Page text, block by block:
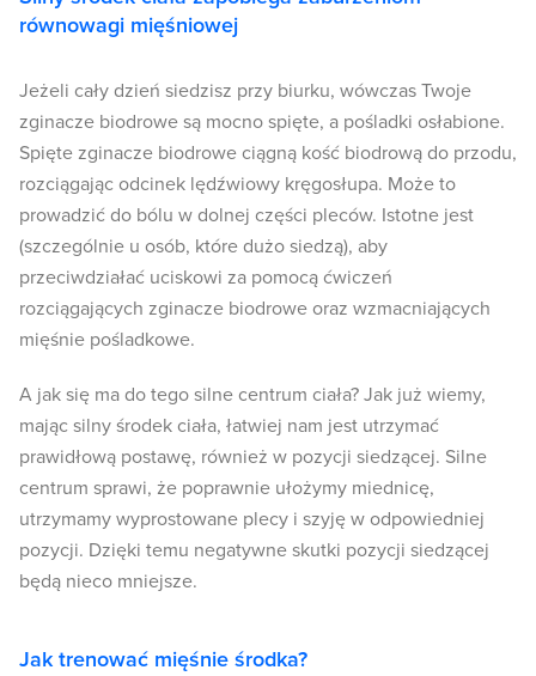
równowagi mięśniowej
Jeżeli cały dzień siedzisz przy biurku, wówczas Twoje
zginacze biodrowe są mocno spięte, a pośladki osłabione.
Spięte zginacze biodrowe ciągną kość biodrową do przodu,
rozciągając odcinek lędźwiowy kręgosłupa. Może to
prowadzić do bólu w dolnej części pleców. Istotne jest
(szczególnie u osób, które dużo siedzą), aby
przeciwdziałać uciskowi za pomocą ćwiczeń
rozciągających zginacze biodrowe oraz wzmacniających
mięśnie pośladkowe.
A jak się ma do tego silne centrum ciała? Jak już wiemy,
mając silny środek ciała, łatwiej nam jest utrzymać
prawidłową postawę, również w pozycji siedzącej. Silne
centrum sprawi, że poprawnie ułożymy miednicę,
utrzymamy wyprostowane plecy i szyję w odpowiedniej
pozycji. Dzięki temu negatywne skutki pozycji siedzącej
będą nieco mniejsze.
Jak trenować mięśnie środka?